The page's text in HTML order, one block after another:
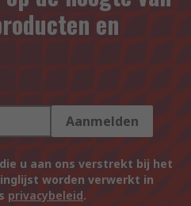
en
Aanmelden
u aan ons verstrekt bij het
worden verwerkt in
privacybeleid.